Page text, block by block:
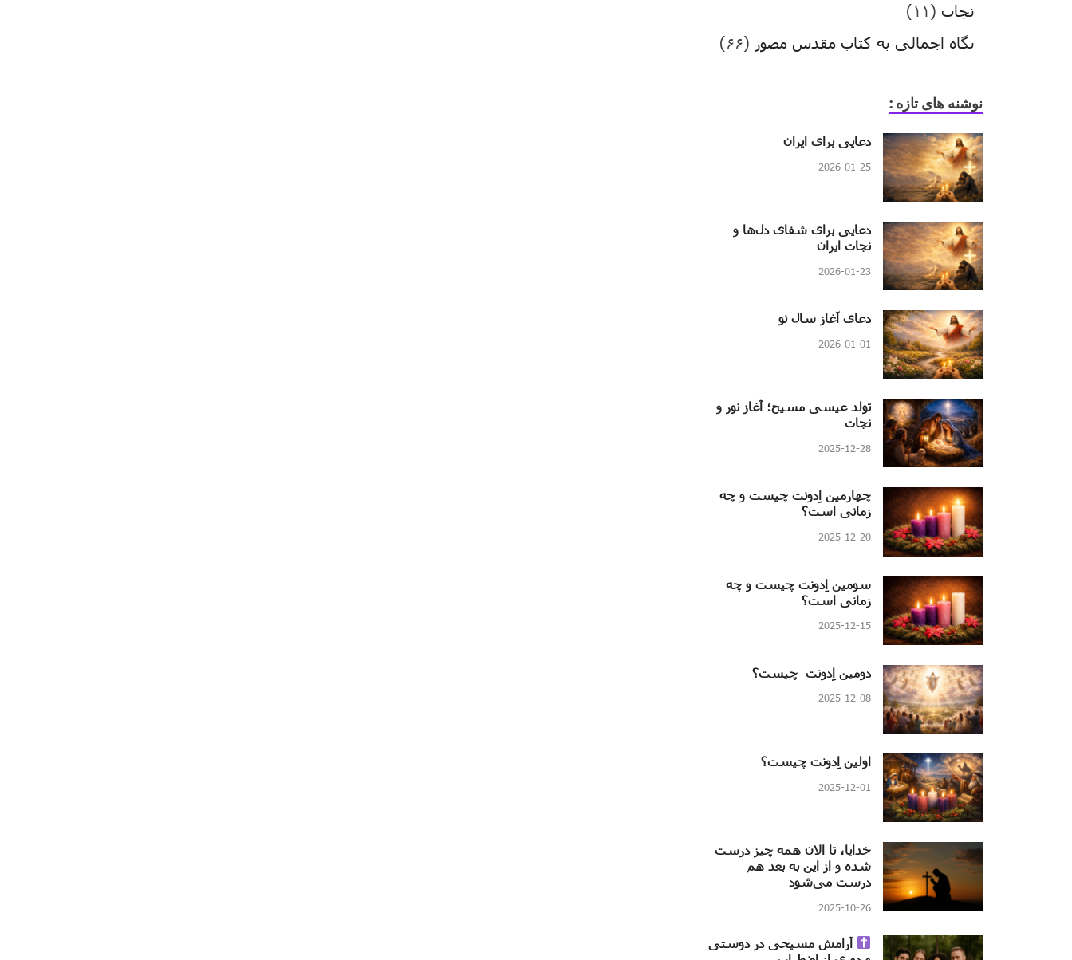
نجات (۱۱)
نگاه اجمالی به کتاب مقدس مصور (۶۶)
نوشنه های تازه :
دعایی برای ایران
2026-01-25
دعایی برای شفای دل‌ها و
نجات ایران
2026-01-23
دعای آغاز سال نو
2026-01-01
تولد عیسی مسیح؛ آغاز نور و
نجات
2025-12-28
چهارمین اِدونت چیست و چه
زمانی است؟
2025-12-20
سومین اِدونت چیست و چه
زمانی است؟
2025-12-15
دومین اِدونت چیست؟
2025-12-08
اولین اِدونت چیست؟
2025-12-01
خدایا، تا الان همه چیز درست
شده و از این به بعد هم
درست می‌شود
2025-10-26
آرامش مسیحی در دوستی